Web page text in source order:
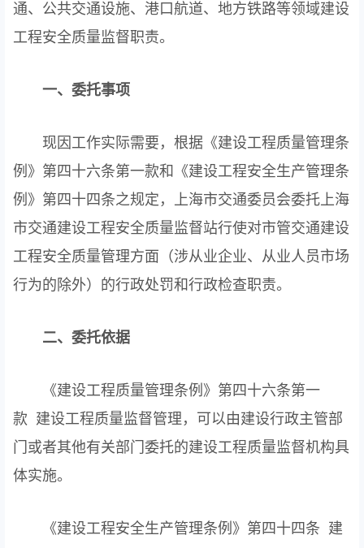
通、公共交通设施、港口航道、地方铁路等领域建设
工程安全质量监督职责。
一、委托事项
现因工作实际需要，根据《建设工程质量管理条
例》第四十六条第一款和《建设工程安全生产管理条
例》第四十四条之规定，上海市交通委员会委托上海
市交通建设工程安全质量监督站行使对市管交通建设
工程安全质量管理方面（涉从业企业、从业人员市场
行为的除外）的行政处罚和行政检查职责。
二、委托依据
《建设工程质量管理条例》第四十六条第一
款 建设工程质量监督管理，可以由建设行政主管部
门或者其他有关部门委托的建设工程质量监督机构具
体实施。
《建设工程安全生产管理条例》第四十四条 建